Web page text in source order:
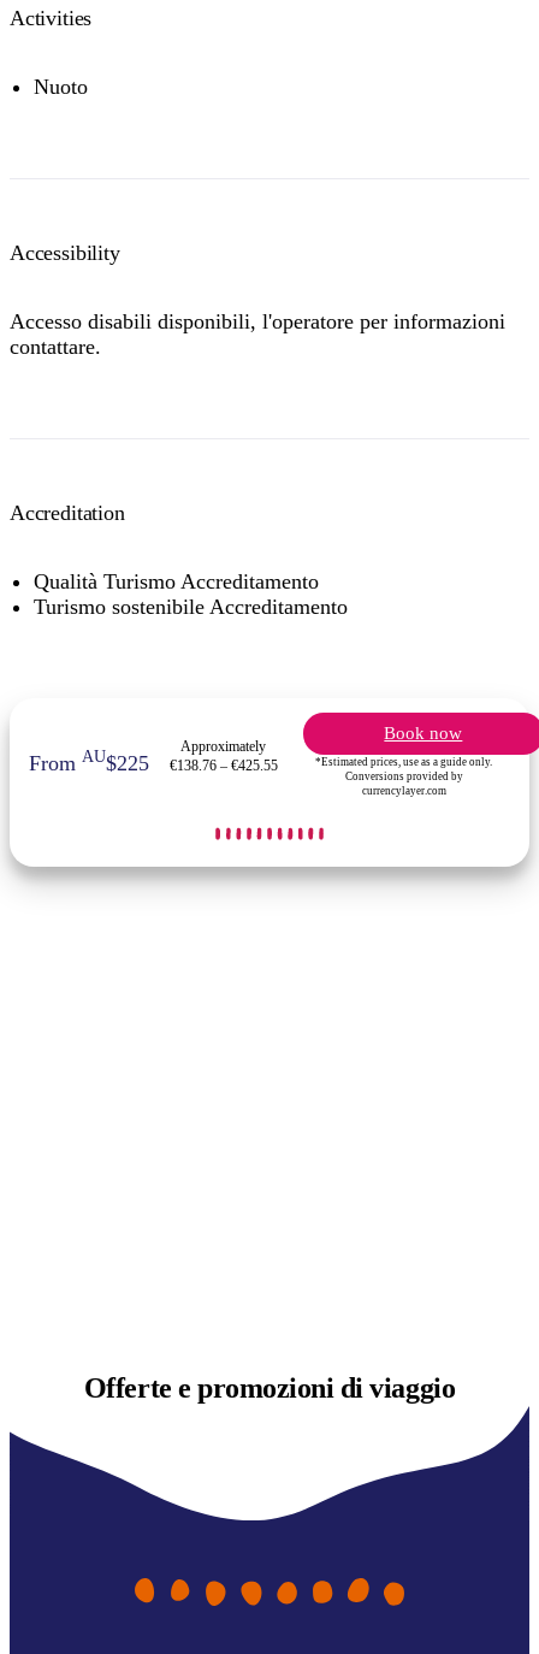
Activities
Nuoto
Accessibility
Accesso disabili disponibili, l'operatore per informazioni
contattare.
Accreditation
Qualità Turismo Accreditamento
Turismo sostenibile Accreditamento
FromAU$225
Approximately
€138.76 – €425.55
Book now
*Estimated prices, use as a guide only.
Conversions provided by
currencylayer.com
Offerte epromozioni di viaggio